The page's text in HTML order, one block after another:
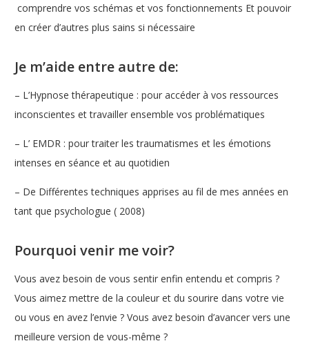
comprendre vos schémas et vos fonctionnements Et pouvoir
en créer d’autres plus sains si nécessaire
Je m’aide entre autre de:
– L’Hypnose thérapeutique : pour accéder à vos ressources
inconscientes et travailler ensemble vos problématiques
– L’ EMDR : pour traiter les traumatismes et les émotions
intenses en séance et au quotidien
– De Différentes techniques apprises au fil de mes années en
tant que psychologue ( 2008)
Pourquoi venir me voir?
Vous avez besoin de vous sentir enfin entendu et compris ?
Vous aimez mettre de la couleur et du sourire dans votre vie
ou vous en avez l’envie ? Vous avez besoin d’avancer vers une
meilleure version de vous-même ?